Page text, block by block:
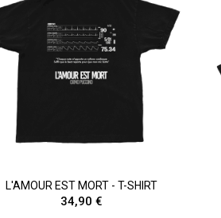
L'AMOUR EST MORT - T-SHIRT
34,90 €